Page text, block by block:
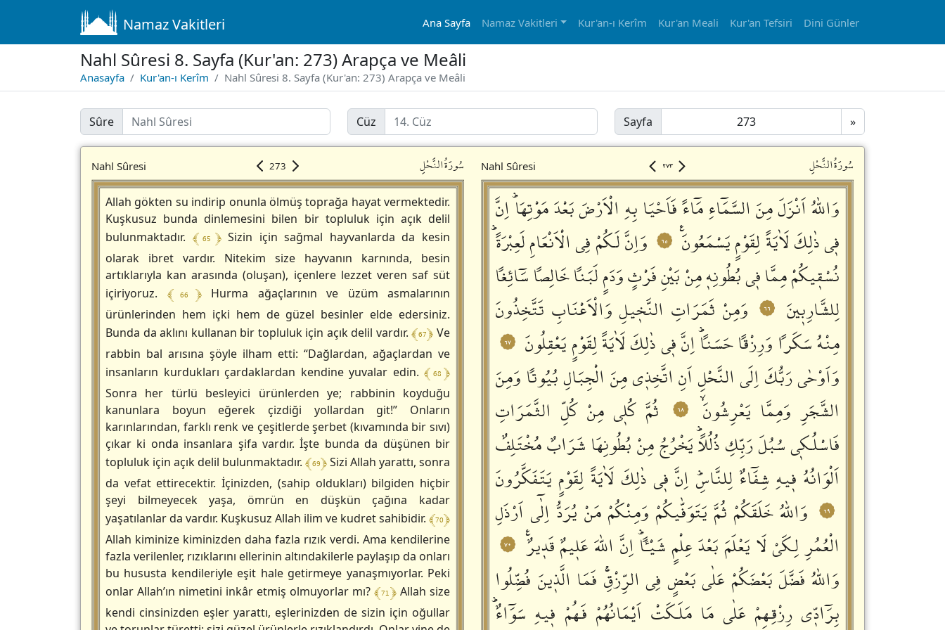
Namaz Vakitleri Ana Sayfa Namaz Vakitleri Kur'an-ı Kerîm Kur'an Meali Kur'an Tefsiri Dini Günler
Nahl Sûresi 8. Sayfa (Kur'an: 273) Arapça ve Meâli
Anasayfa Kur'an-ı Kerîm Nahl Sûresi 8. Sayfa (Kur'an: 273) Arapça ve Meâli
Sûre Cüz Sayfa »
Nahl Sûresi 273 سُورَةُالنَّحْلِ
Allah gökten su indirip onunla ölmüş toprağa hayat vermektedir.
Kuşkusuz bunda dinlemesini bilen bir topluluk için açık delil
bulunmaktadır. ﴾ 65 ﴿Sizin için sağmal hayvanlarda da kesin
olarak ibret vardır. Nitekim size hayvanın karnında, besin
artıklarıyla kan arasında (oluşan), içenlere lezzet veren saf süt
içiriyoruz. ﴾ 66 ﴿Hurma ağaçlarının ve üzüm asmalarının
ürünlerinden hem içki hem de güzel besinler elde edersiniz.
Bunda da aklını kullanan bir topluluk için açık delil vardır.﴾ 67 ﴿ Ve
rabbin bal arısına şöyle ilham etti: “Dağlardan, ağaçlardan ve
insanların kurdukları çardaklardan kendine yuvalar edin. ﴾ 68 ﴿
Sonra her türlü besleyici ürünlerden ye; rabbinin koyduğu
kanunlara boyun eğerek çizdiği yollardan git!” Onların
karınlarından, farklı renk ve çeşitlerde şerbet (kıvamında bir sıvı)
çıkar ki onda insanlara şifa vardır. İşte bunda da düşünen bir
topluluk için açık delil bulunmaktadır.﴾ 69 ﴿Sizi Allah yarattı, sonra
da vefat ettirecektir. İçinizden, (sahip oldukları) bilgiden hiçbir
şeyi bilmeyecek yaşa, ömrün en düşkün çağına kadar
yaşatılanlar da vardır. Kuşkusuz Allah ilim ve kudret sahibidir. ﴾ 70 ﴿
Allah kiminize kiminizden daha fazla rızık verdi. Ama kendilerine
fazla verilenler, rızıklarını ellerinin altındakilerle paylaşıp da onları
bu hususta kendileriyle eşit hale getirmeye yanaşmıyorlar. Peki
onlar Allah’ın nimetini inkâr etmiş olmuyorlar mı? ﴾ 71 ﴿ Allah size
kendi cinsinizden eşler yarattı, eşlerinizden de sizin için oğullar
Nahl Sûresi ٢٧٣ سُورَةُالنَّحْلِ
وَاللّٰهُ اَنْزَلَ مِنَ السَّمَٓاءِ مَٓاءً فَاَحْيَا بِهِ الْاَرْضَ بَعْدَ مَوْتِهَاؕ اِنَّ
فٖي ذٰلِكَ لَاٰيَةً لِقَوْمٍ يَسْمَعُونَࣖ
٦٥
وَاِنَّ لَكُمْ فِي الْاَنْعَامِ لَعِبْرَةًؕ
نُسْقٖيكُمْ مِمَّا فٖي بُطُونِهٖ مِنْ بَيْنِ فَرْثٍ وَدَمٍ لَبَناً خَالِصاً سَٓائِغاً
لِلشَّارِبٖينَ
٦٦
وَمِنْ ثَمَرَاتِ النَّخٖيلِ وَالْاَعْنَابِ تَتَّخِذُونَ
مِنْهُ سَكَراً وَرِزْقاً حَسَناًؕ اِنَّ فٖي ذٰلِكَ لَاٰيَةً لِقَوْمٍ يَعْقِلُونَ
٦٧
وَاَوْحٰى رَبُّكَ اِلَى النَّحْلِ اَنِ اتَّخِذٖي مِنَ الْجِبَالِ بُيُوتاً وَمِنَ
الشَّجَرِ وَمِمَّا يَعْرِشُونَۙ
٦٨
ثُمَّ كُلٖي مِنْ كُلِّ الثَّمَرَاتِ
فَاسْلُكٖي سُبُلَ رَبِّكِ ذُلُلاًؕ يَخْرُجُ مِنْ بُطُونِهَا شَرَابٌ مُخْتَلِفٌ
اَلْوَانُهُ فٖيهِ شِفَٓاءٌ لِلنَّاسِؕ اِنَّ فٖي ذٰلِكَ لَاٰيَةً لِقَوْمٍ يَتَفَكَّرُونَ
٦٩
وَاللّٰهُ خَلَقَكُمْ ثُمَّ يَتَوَفّٰيكُمْ وَمِنْكُمْ مَنْ يُرَدُّ اِلٰٓى اَرْذَلِ
الْعُمُرِ لِكَيْ لَا يَعْلَمَ بَعْدَ عِلْمٍ شَيْـٔاًؕ اِنَّ اللّٰهَ عَلٖيمٌ قَدٖيرٌࣖ
٧٠
وَاللّٰهُ فَضَّلَ بَعْضَكُمْ عَلٰى بَعْضٍ فِي الرِّزْقِۚ فَمَا الَّذٖينَ فُضِّلُوا
بِرَٓادّٖي رِزْقِهِمْ عَلٰى مَا مَلَكَتْ اَيْمَانُهُمْ فَهُمْ فٖيهِ سَوَٓاءٌؕ